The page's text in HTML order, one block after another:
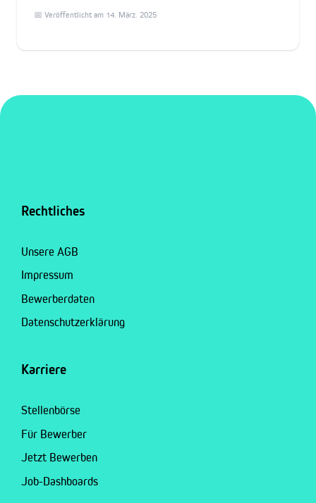
📅 Veröffentlicht am 14. März. 2025
Rechtliches
Unsere AGB
Impressum
Bewerberdaten
Datenschutzerklärung
Karriere
Stellenbörse
Für Bewerber
Jetzt Bewerben
Job-Dashboards